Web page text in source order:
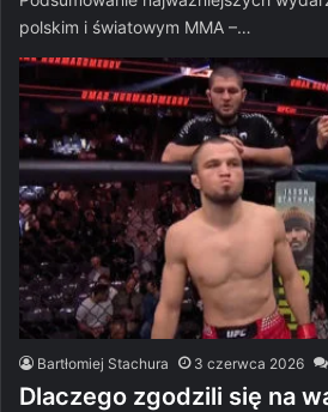
polskim i światowym MMA –…
Bartłomiej Stachura 3 czerwca 2026
Dlaczego zgodzili się na